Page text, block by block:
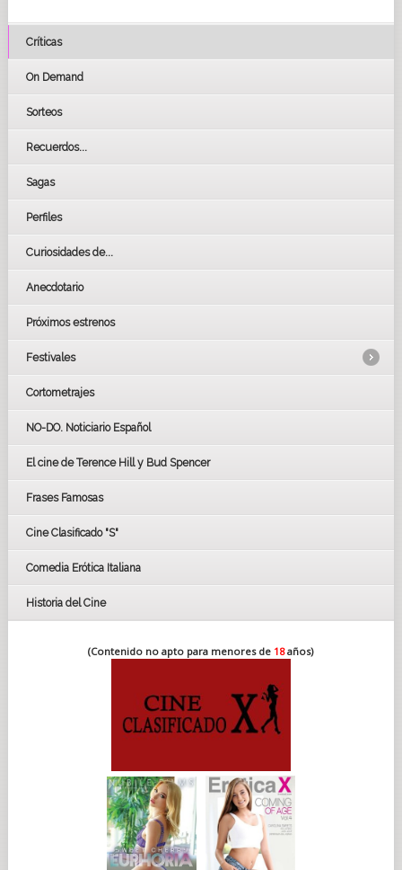
Críticas
On Demand
Sorteos
Recuerdos...
Sagas
Perfiles
Curiosidades de...
Anecdotario
Próximos estrenos
Festivales
LOS OSCARS
GOYAS
BAFTA
Cortometrajes
NO-DO. Noticiario Español
El cine de Terence Hill y Bud Spencer
Frases Famosas
Cine Clasificado "S"
Comedia Erótica Italiana
Historia del Cine
(Contenido no apto para menores de 18años)